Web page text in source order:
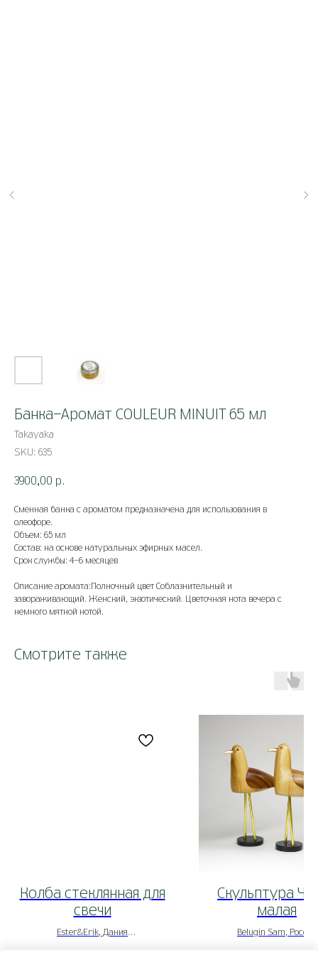
Банка-Аромат COULEUR MINUIT 65 мл
Takayaka
SKU: 635
3900,00 р.
Сменная банка с ароматом предназначена для использования в
олеофоре.
Объем: 65 мл
Состав: на основе натуральных эфирных масел.
Срок службы: 4-6 месяцев
Описание аромата:Полночный цвет Соблазнительный и
завораживающий. Женский, экзотический. Цветочная нота вечера с
немного мятной нотой.
Смотрите также
Колба стеклянная для
свечи
Ester&Erik, Дания
Скульптура
малая
Belugin Sam, Россия